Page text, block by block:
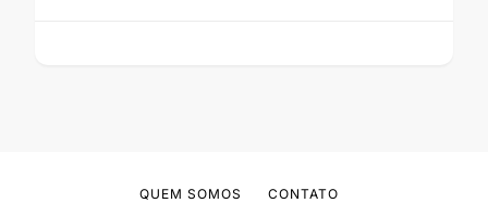
QUEM SOMOS CONTATO